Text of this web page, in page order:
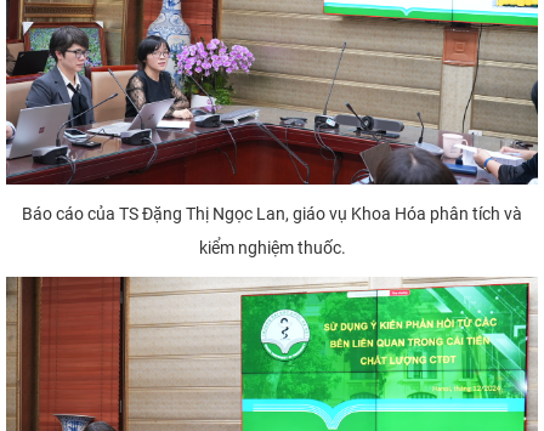
Báo cáo của TS Đặng Thị Ngọc Lan, giáo vụ Khoa Hóa phân tích và
kiểm nghiệm thuốc.